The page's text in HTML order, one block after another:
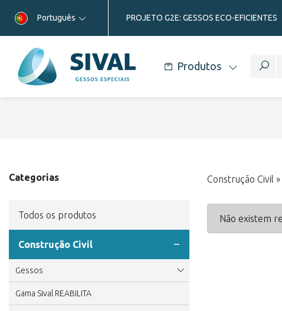
Português PROJETO G2E: GESSOS ECO-EFICIENTES
Produtos
Categorias
Todos os produtos
Construção Civil
Gessos
Gama Sival REABILITA
Construção Civil
Não existem